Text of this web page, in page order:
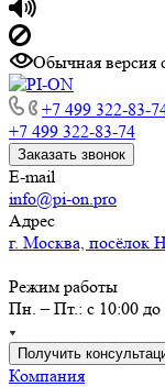
Обычная версия
+7 499 322-83-
+7 499 322-83-74
Заказать звонок
E-mail
info@pi-on.pro
Адрес
г. Москва, посёлок
Режим работы
Пн. – Пт.: с 10:00 до
Получить
Компания